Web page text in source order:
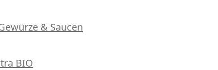
& Saucen
BIO